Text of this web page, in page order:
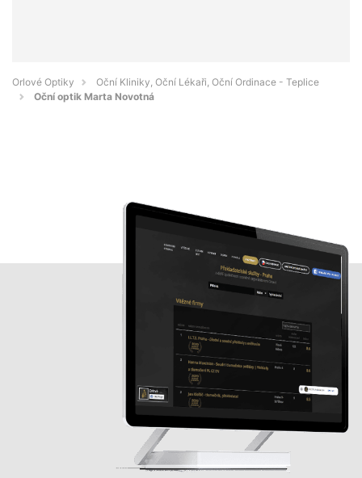
Orlové Optiky
Oční Kliniky, Oční Lékaři, Oční Ordinace - Teplice
Oční optik Marta Novotná